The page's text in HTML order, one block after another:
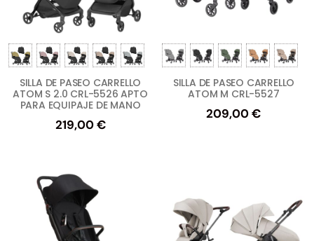
SILLA DE PASEO CARRELLO
ATOM S 2.0 CRL-5526 APTO
PARA EQUIPAJE DE MANO
219,00€
SILLA DE PASEO CARRELLO
ATOM M CRL-5527
209,00€